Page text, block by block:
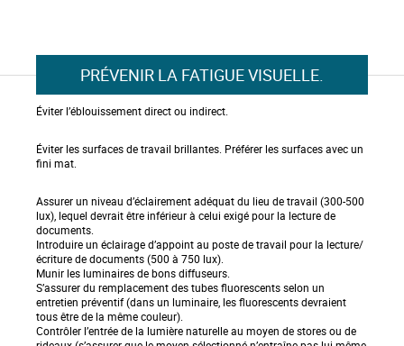
PRÉVENIR LA FATIGUE VISUELLE.
Éviter l’éblouissement direct ou indirect.
Éviter les surfaces de travail brillantes. Préférer les surfaces avec un
fini mat.
Assurer un niveau d’éclairement adéquat du lieu de travail (300-500
lux), lequel devrait être inférieur à celui exigé pour la lecture de
documents.
Introduire un éclairage d’appoint au poste de travail pour la lecture/
écriture de documents (500 à 750 lux).
Munir les luminaires de bons diffuseurs.
S’assurer du remplacement des tubes fluorescents selon un
entretien préventif (dans un luminaire, les fluorescents devraient
tous être de la même couleur).
Contrôler l’entrée de la lumière naturelle au moyen de stores ou de